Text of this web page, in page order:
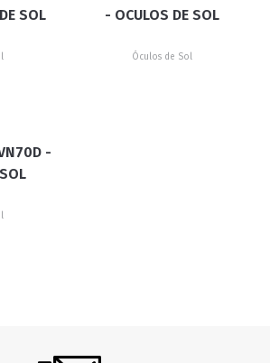
SOL
- OCULOS DE SOL
Óculos de Sol
-